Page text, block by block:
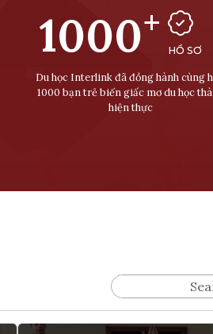
1000+
HỒ SƠ
Du học Interlink đã đồng hành cùng
1000 bạn trẻ biến giấc mơ du học
hiện thực